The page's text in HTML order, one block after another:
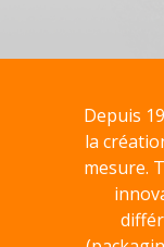
Depuis
la
mesure.